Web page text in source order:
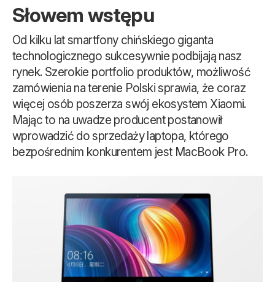
Słowem wstępu
Od kilku lat smartfony chińskiego giganta
technologicznego sukcesywnie podbijają nasz
rynek. Szerokie portfolio produktów, możliwość
zamówienia na terenie Polski sprawia, że coraz
więcej osób poszerza swój ekosystem Xiaomi.
Mając to na uwadze producent postanowił
wprowadzić do sprzedaży laptopa, którego
bezpośrednim konkurentem jest MacBook Pro.